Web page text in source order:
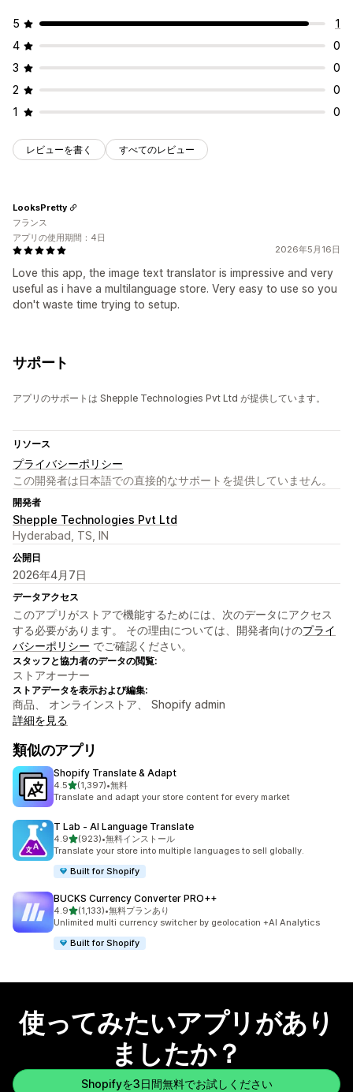
5
1
4
0
3
0
2
0
1
0
レビューを書く すべてのレビュー
2026年5月16日
Love this app, the image text translator is impressive and very
useful as i have a multilanguage store. Very easy to use so you
don't waste time trying to setup.
LooksPretty
フランス
アプリの使用期間：4日
サポート
アプリのサポートは Shepple Technologies Pvt Ltd が提供しています。
リソース
プライバシーポリシー
この開発者は日本語での直接的なサポートを提供していません。
開発者
Shepple Technologies Pvt Ltd
Hyderabad, TS, IN
公開日
2026年4月7日
データアクセス
このアプリがストアで機能するためには、次のデータにアクセス
する必要があります。 その理由については、開発者向けのプライ
バシーポリシー でご確認ください。
スタッフと協力者のデータの閲覧:
ストアオーナー
ストアデータを表示および編集:
商品、 オンラインストア、 Shopify admin
詳細を見る
類似のアプリ
Shopify Translate & Adapt
4.55つ星中
(1,397)
合計レビュー数：1397件
•無料
Translate and adapt your store content for every market
T Lab ‑ AI Language Translate
4.95つ星中
(923)
合計レビュー数：923件
•無料インストール
Translate your store into multiple languages to sell globally.
Built for Shopify
BUCKS Currency Converter PRO++
4.95つ星中
(1,133)
合計レビュー数：1133件
•無料プランあり
Unlimited multi currency switcher by geolocation +AI Analytics
Built for Shopify
使ってみたいアプリがあり
ましたか？
Shopifyを3日間無料でお試しください